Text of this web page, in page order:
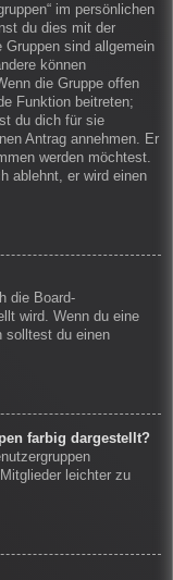
im persönlichen
du dies mit der
sind allgemein
können
die Gruppe offen
Funktion beitreten;
du dich für sie
Antrag annehmen. Er
werden möchtest.
ablehnt, er wird einen
die Board-
wird. Wenn du eine
solltest du einen
farbig dargestellt?
leichter zu